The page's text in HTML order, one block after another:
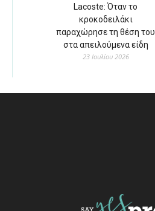
Lacoste: Όταν το
κροκοδειλάκι
παραχώρησε τη θέση του
στα απειλούμενα είδη
23 Ιουλίου 2026